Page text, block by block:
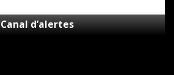
Canal d’alertes